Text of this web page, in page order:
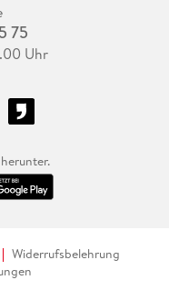
75
Uhr
Widerrufsbelehrung